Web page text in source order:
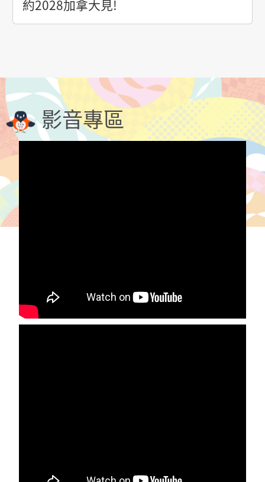
約2028加拿大見!
影音專區